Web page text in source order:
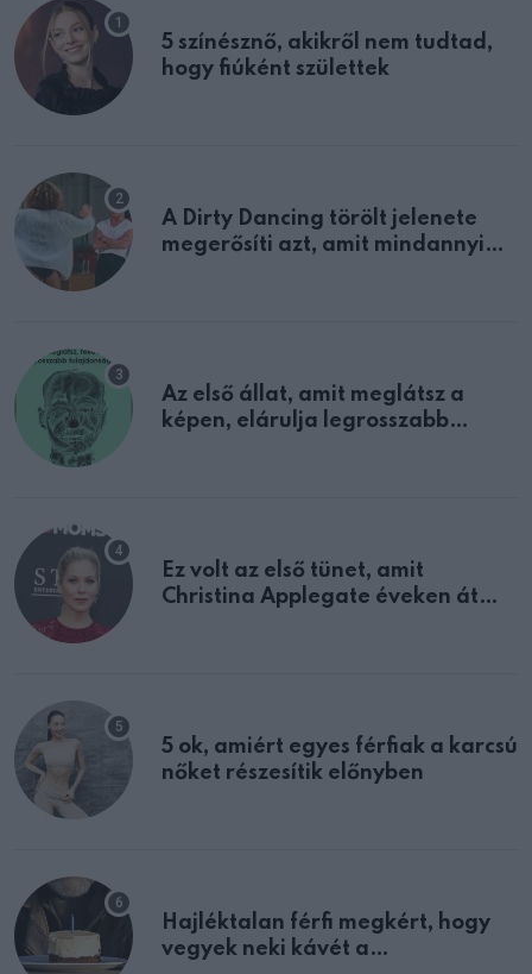
5 színésznő, akikről nem tudtad,
hogy fiúként születtek
A Dirty Dancing törölt jelenete
megerősíti azt, amit mindannyian
Az első állat, amit meglátsz a
képen, elárulja legrosszabb
Ez volt az első tünet, amit
Christina Applegate éveken át
5 ok, amiért egyes férfiak a karcsú
nőket részesítik előnyben
Hajléktalan férfi megkért, hogy
vegyek neki kávét a